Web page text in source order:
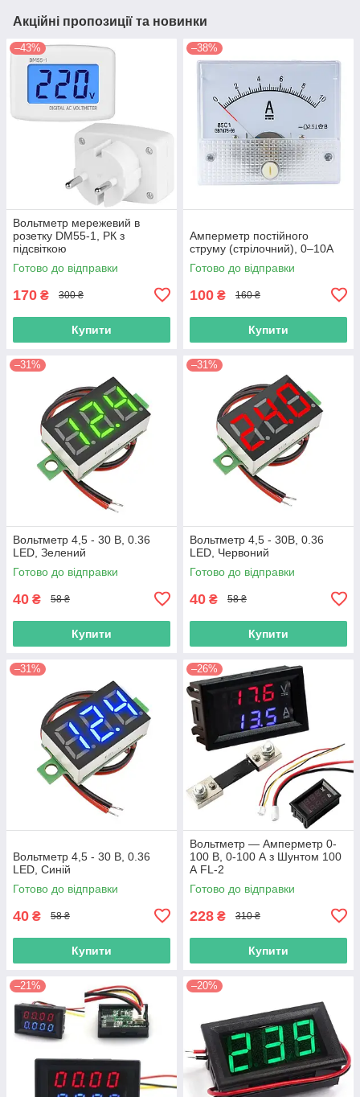
Акційні пропозиції та новинки
–43%
Вольтметр мережевий в
розетку DM55-1, РК з
підсвіткою
Готово до відправки
170 ₴ 300 ₴
Купити
–38%
Амперметр постійного
струму (стрілочний), 0–10А
Готово до відправки
100 ₴ 160 ₴
Купити
–31%
Вольтметр 4,5 - 30 В, 0.36
LED, Зелений
Готово до відправки
40 ₴ 58 ₴
Купити
–31%
Вольтметр 4,5 - 30В, 0.36
LED, Червоний
Готово до відправки
40 ₴ 58 ₴
Купити
–31%
Вольтметр 4,5 - 30 В, 0.36
LED, Синій
Готово до відправки
40 ₴ 58 ₴
Купити
–26%
Вольтметр — Амперметр 0-
100 В, 0-100 А з Шунтом 100
А FL-2
Готово до відправки
228 ₴ 310 ₴
Купити
–21% –20%